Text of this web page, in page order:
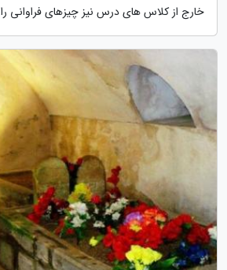
خارج از کلاس های درس نیز چیزهای فراوانی